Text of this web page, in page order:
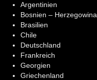
Argentinien
Bosnien – Herzegowina
Brasilien
Chile
Deutschland
Frankreich
Georgien
Griechenland